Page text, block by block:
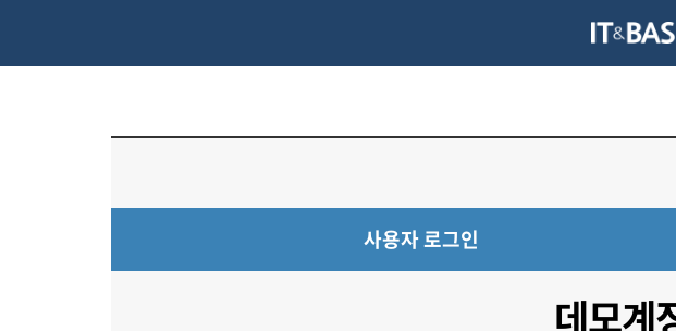
사용자 로그인
데모계